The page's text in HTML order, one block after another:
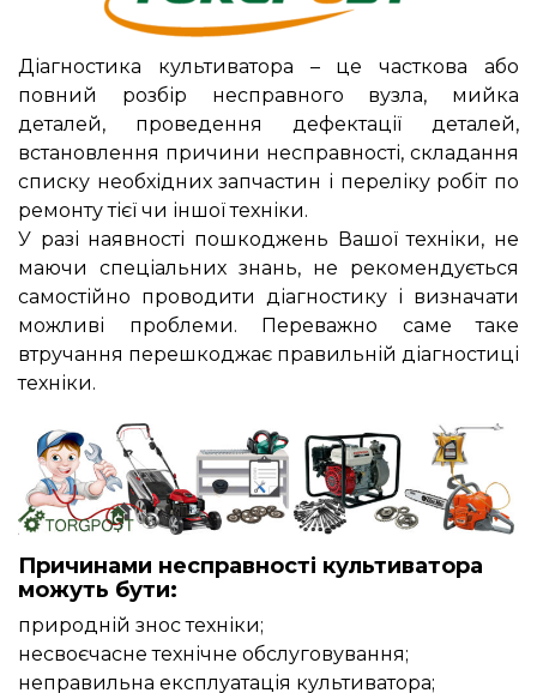
Діагностика культиватора – це часткова або
повний розбір несправного вузла, мийка
деталей, проведення дефектації деталей,
встановлення причини несправності, складання
списку необхідних запчастин і переліку робіт по
ремонту тієї чи іншої техніки.
У разі наявності пошкоджень Вашої техніки, не
маючи спеціальних знань, не рекомендується
самостійно проводити діагностику і визначати
можливі проблеми. Переважно саме таке
втручання перешкоджає правильній діагностиці
техніки.
Причинами несправності культиватора
можуть бути:
природній знос техніки;
несвоєчасне технічне обслуговування;
неправильна експлуатація культиватора;